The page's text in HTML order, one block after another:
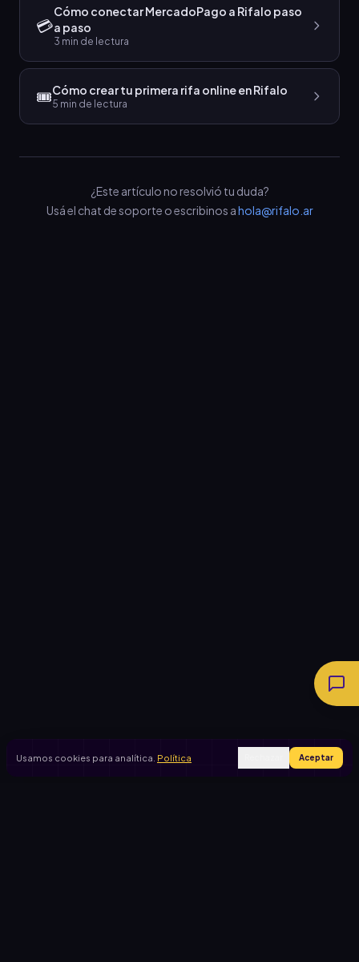
💳
Cómo conectar MercadoPago a Rifalo paso
a paso
3 min de lectura
🎟️Cómo crear tu primera rifa online en Rifalo
5 min de lectura
¿Este artículo no resolvió tu duda?
Usá el chat de soporte o escribinos ahola@rifalo.ar
Usamos cookies para analítica. Política Aceptar